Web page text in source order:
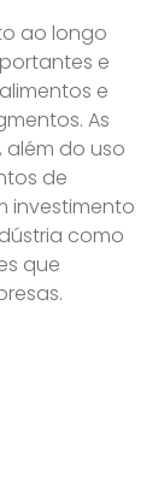
ao longo
e
e
As
além do uso
de
investimento
como
que